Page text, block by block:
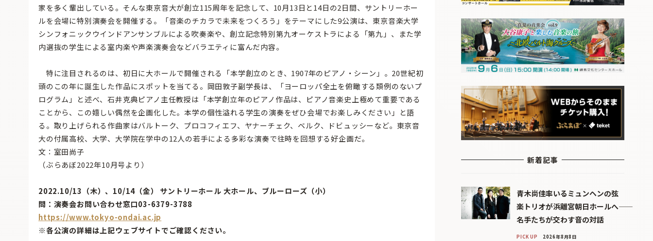
家を多く輩出している。そんな東京音大が創立115周年を記念して、10月13日と14日の2日間、サントリーホー
ルを会場に特別演奏会を開催する。「音楽のチカラで未来をつくろう」をテーマにした9公演は、東京音楽大学
シンフォニックウインドアンサンブルによる吹奏楽や、創立記念特別第九オーケストラによる「第九」、また学
内選抜の学生による室内楽や声楽演奏会などバラエティに富んだ内容。
特に注目されるのは、初日に大ホールで開催される「本学創立のとき、1907年のピアノ・シーン」。20世紀初
頭のこの年に誕生した作品にスポットを当てる。岡田敦子副学長は、「ヨーロッパ全土を俯瞰する類例のないプ
ログラム」と述べ、石井克典ピアノ主任教授は「本学創立年のピアノ作品は、ピアノ音楽史上極めて重要である
ことから、この嬉しい偶然を企画化した。本学の個性溢れる学生の演奏をぜひ会場でお楽しみください」と語
る。取り上げられる作曲家はバルトーク、プロコフィエフ、ヤナーチェク、ベルク、ドビュッシーなど。東京音
大の付属高校、大学、大学院在学中の12人の若手による多彩な演奏で往時を回想する好企画だ。
文：室田尚子
（ぶらあぼ2022年10月号より）
2022.10/13（木）、10/14（金） サントリーホール 大ホール、ブルーローズ（小）
問：演奏会お問い合わせ窓口03-6379-3788
https://www.tokyo-ondai.ac.jp
※各公演の詳細は上記ウェブサイトでご確認ください。
新着記事
青木尚佳率いるミュンヘンの弦
楽トリオが浜離宮朝日ホールへ――
名手たちが交わす音の対話
PICK UP 2026年8月8日